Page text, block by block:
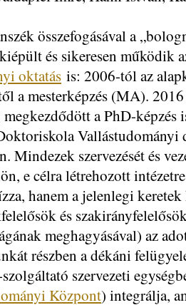
összefogásával a
és sikeresen működik
oktatás is: 2006-tól az
a mesterképzés (MA). 2016
a PhD-képzés
Vallástudományi
Mindezek szervezését és
e célra létrehozott
hanem a jelenlegi
és
meghagyásával) az
részben a dékáni
szervezeti
Központ) integrálja,